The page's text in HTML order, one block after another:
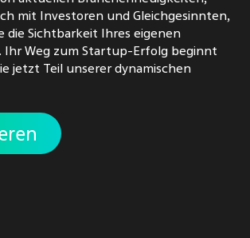
mit Investoren und Gleichgesinnten,
die Sichtbarkeit Ihres eigenen
Ihr Weg zum Startup-Erfolg beginnt
jetzt Teil unserer dynamischen